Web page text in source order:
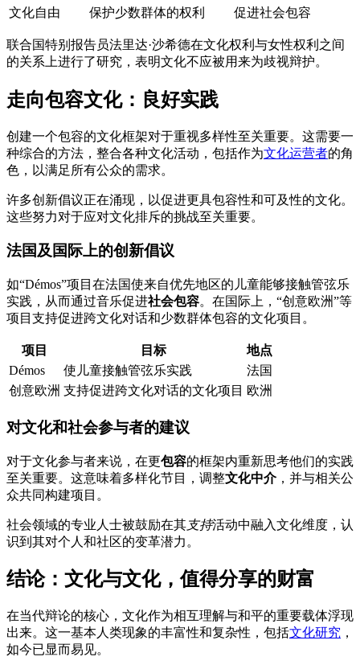
文化自由
保护少数群体的权利 促进社会包容
联合国特别报告员法里达·沙希德在文化权利与女性权利之间
的关系上进行了研究，表明文化不应被用来为歧视辩护。
走向包容文化：良好实践
创建一个包容的文化框架对于重视多样性至关重要。这需要一
种综合的方法，整合各种文化活动，包括作为文化运营者的角
色，以满足所有公众的需求。
许多创新倡议正在涌现，以促进更具包容性和可及性的文化。
这些努力对于应对文化排斥的挑战至关重要。
法国及国际上的创新倡议
如“Démos”项目在法国使来自优先地区的儿童能够接触管弦乐
实践，从而通过音乐促进社会包容。在国际上，“创意欧洲”等
项目支持促进跨文化对话和少数群体包容的文化项目。
项目 目标
地点
Démos
使儿童接触管弦乐实践
法国
创意欧洲 支持促进跨文化对话的文化项目 欧洲
对文化和社会参与者的建议
对于文化参与者来说，在更包容的框架内重新思考他们的实践
至关重要。这意味着多样化节目，调整文化中介，并与相关公
众共同构建项目。
社会领域的专业人士被鼓励在其支持活动中融入文化维度，认
识到其对个人和社区的变革潜力。
结论：文化与文化，值得分享的财富
在当代辩论的核心，文化作为相互理解与和平的重要载体浮现
出来。这一基本人类现象的丰富性和复杂性，包括文化研究 ，
如今已显而易见。